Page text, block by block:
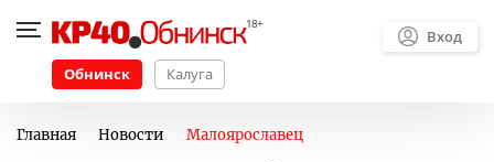
Обнинск Калуга
Вход
Главная Новости Малоярославец